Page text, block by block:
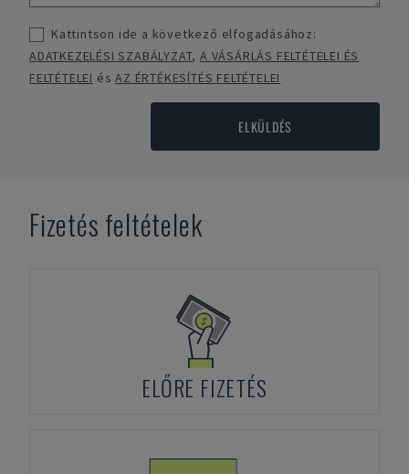
Kattintson ide a következő elfogadásához:
ADATKEZELÉSI SZABÁLYZAT,A VÁSÁRLÁS FELTÉTELEI ÉS
FELTÉTELEI ésAZ ÉRTÉKESÍTÉS FELTÉTELEI
ELKÜLDÉS
Fizetés feltételek
ELŐRE FIZETÉS